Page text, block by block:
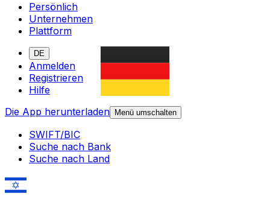
Persönlich
Unternehmen
Plattform
DE
Anmelden
Registrieren
Hilfe
Die App herunterladen
Menü umschalten
SWIFT/BIC
Suche nach Bank
Suche nach Land